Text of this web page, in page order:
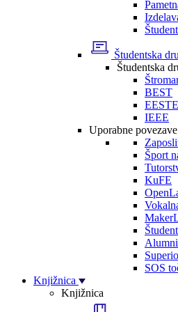
Študentska
Študentska
BEST
IEEE
Uporabne povezave
Šport
KuFE
SOS
Knjižnica
Knjižnica